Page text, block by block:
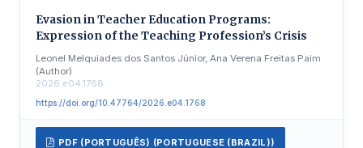
Evasion in Teacher Education Programs:
Expression of the Teaching Profession’s Crisis
Leonel Melquiades dos Santos Júnior, Ana Verena Freitas Paim
(Author)
2026.e04.1768
https://doi.org/10.47764/2026.e04.1768
PDF (PORTUGUÊS) (PORTUGUESE (BRAZIL))